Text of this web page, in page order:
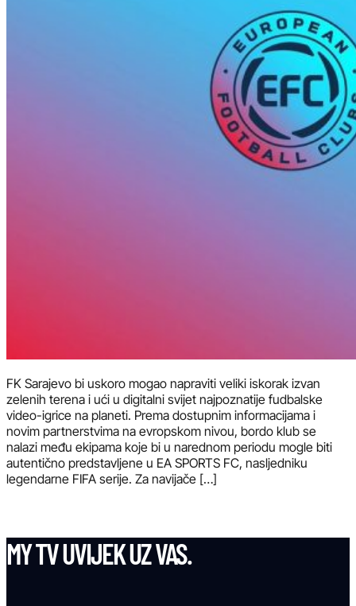
FK Sarajevo bi uskoro mogao napraviti veliki iskorak izvan
zelenih terena i ući u digitalni svijet najpoznatije fudbalske
video-igrice na planeti. Prema dostupnim informacijama i
novim partnerstvima na evropskom nivou, bordo klub se
nalazi među ekipama koje bi u narednom periodu mogle biti
autentično predstavljene u EA SPORTS FC, nasljedniku
legendarne FIFA serije. Za navijače […]
MY TV UVIJEK UZ VAS.